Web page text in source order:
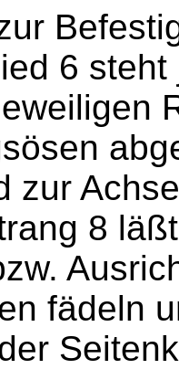
6
zur
8
fädeln